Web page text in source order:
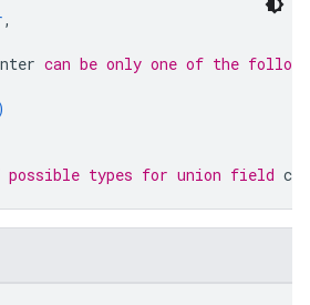
,
can be only one of the
types for union field